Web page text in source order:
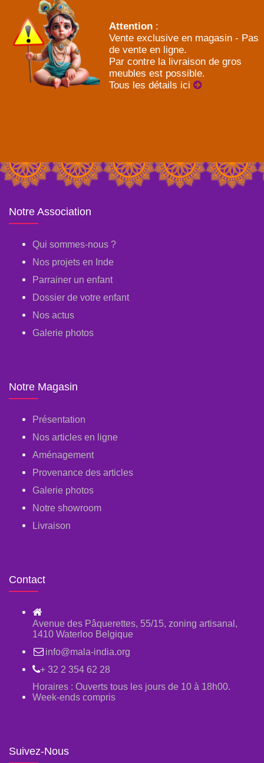
Attention :
Vente exclusive en magasin - Pas
de vente en ligne.
Par contre la livraison de gros
meubles est possible.
Tous les détails ici
Notre Association
Qui sommes-nous ?
Nos projets en Inde
Parrainer un enfant
Dossier de votre enfant
Nos actus
Galerie photos
Notre Magasin
Présentation
Nos articles en ligne
Aménagement
Provenance des articles
Galerie photos
Notre showroom
Livraison
Contact
Avenue des Pâquerettes, 55/15, zoning artisanal,
1410 Waterloo Belgique
info@mala-india.org
+ 32 2 354 62 28
Horaires : Ouverts tous les jours de 10 à 18h00.
Week-ends compris
Suivez-Nous